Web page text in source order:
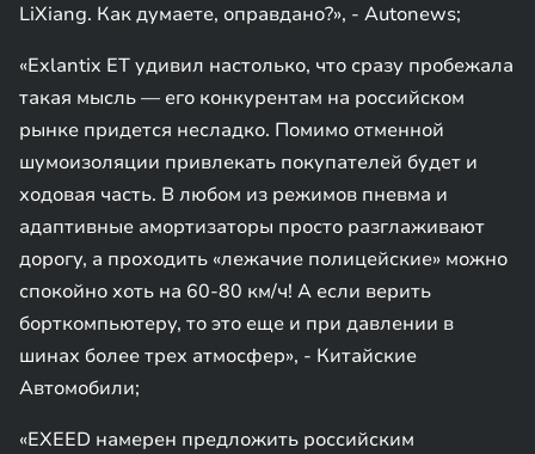
LiXiang. Как думаете, оправдано?», - Autonews;
«Exlantix ET удивил настолько, что сразу пробежала
такая мысль — его конкурентам на российском
рынке придется несладко. Помимо отменной
шумоизоляции привлекать покупателей будет и
ходовая часть. В любом из режимов пневма и
адаптивные амортизаторы просто разглаживают
дорогу, а проходить «лежачие полицейские» можно
спокойно хоть на 60-80 км/ч! А если верить
борткомпьютеру, то это еще и при давлении в
шинах более трех атмосфер», - Китайские
Автомобили;
«EXEED намерен предложить российским